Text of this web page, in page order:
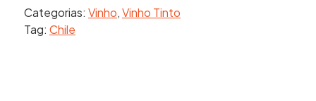
SAUVIGNON
quantidade
Categorias: Vinho,Vinho Tinto
Tag: Chile